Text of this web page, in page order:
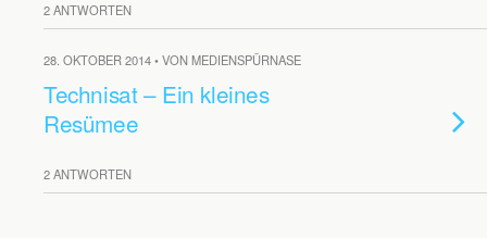
2 ANTWORTEN
28. OKTOBER 2014 • VON MEDIENSPÜRNASE
Technisat – Ein kleines
Resümee
2 ANTWORTEN